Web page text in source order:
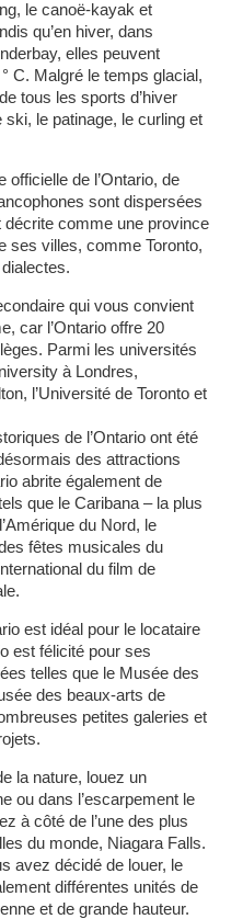
le canoë-kayak et
qu’en hiver, dans
elles peuvent
C. Malgré le temps glacial,
tous les sports d’hiver
ski, le patinage, le curling et
officielle de l’Ontario, de
sont dispersées
décrite comme une province
ses villes, comme Toronto,
qui vous convient
car l’Ontario offre 20
Parmi les universités
à Londres,
l’Université de Toronto et
de l’Ontario ont été
des attractions
abrite également de
que le Caribana – la plus
du Nord, le
fêtes musicales du
du film de
est idéal pour le locataire
est félicité pour ses
telles que le Musée des
des beaux-arts de
petites galeries et
la nature, louez un
ou dans l’escarpement le
à côté de l’une des plus
du monde, Niagara Falls.
avez décidé de louer, le
différentes unités de
et de grande hauteur.